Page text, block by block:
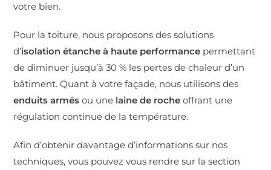
votre bien.
Pour la toiture, nous proposons des solutions
d’isolation étanche à haute performance permettant
de diminuer jusqu’à 30 % les pertes de chaleur d’un
bâtiment. Quant à votre façade, nous utilisons des
enduits armés ou une laine de rocheoffrant une
régulation continue de la température.
Afin d’obtenir davantage d’informations sur nos
techniques, vous pouvez vous rendre sur lasection